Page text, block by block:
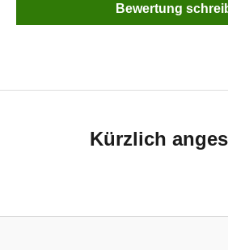
Bewertung
Kürzlich